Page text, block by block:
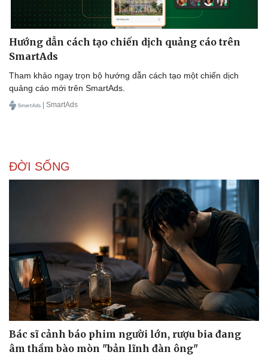
Doanh nghiệp
Thông tin doanh nghiệp
Doanh nghiệp 24h
Vì cộng đồng
Sành điệu
Hướng dẫn cách tạo chiến dịch quảng cáo trên
SmartAds
Tham khảo ngay trọn bộ hướng dẫn cách tạo một chiến dịch
quảng cáo mới trên SmartAds.
| SmartAds
ĐỜI SỐNG
Bác sĩ cảnh báo phim người lớn, rượu bia đang
âm thầm bào mòn "bản lĩnh đàn ông"